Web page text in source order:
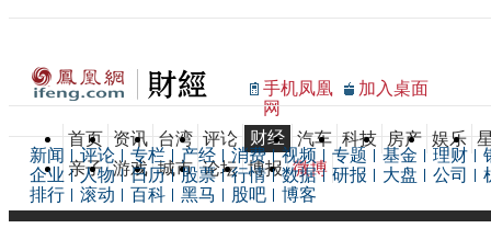
手机凤凰
网
加入桌面
首页 资讯 台湾 评论 财经 汽车 科技 房产 娱乐
亲子 游戏 城市 论坛 博报 微博
新闻 评论 专栏 产经 消费 视频 专题 基金 理财
企业
人物 日历 股票 行情 数据 研报 大盘 公司
排行
滚动 百科 黑马 股吧 博客